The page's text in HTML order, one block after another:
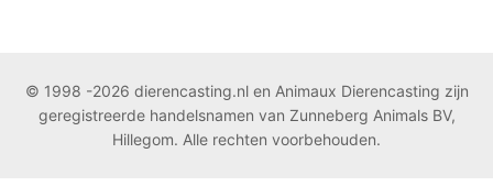
© 1998 -2026 dierencasting.nl en Animaux Dierencasting zijn
geregistreerde handelsnamen van Zunneberg Animals BV,
Hillegom. Alle rechten voorbehouden.